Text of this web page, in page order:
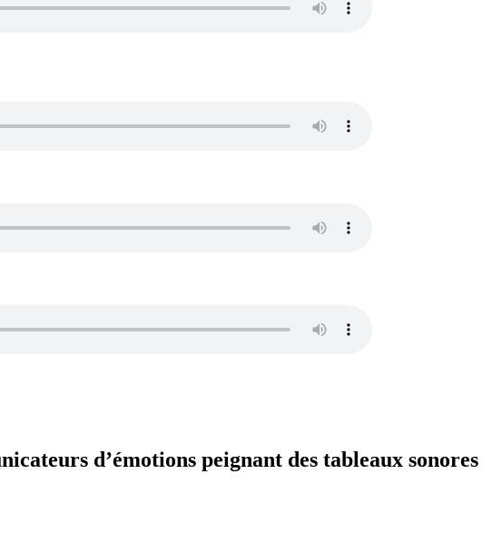
d’émotions peignant des tableaux sonores